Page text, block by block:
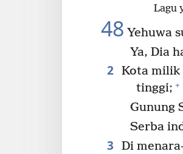
Lagu
48 Yehuwa
Ya, Dia
2 Kota milik
tinggi; +
Gunung
Serba
3
Di